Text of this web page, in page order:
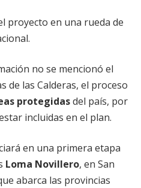
proyecto en una rueda de
no se mencionó el
las Calderas, el proceso
protegidasdel país, por
incluidas en el plan.
en una primera etapa
Loma Novillero, en San
abarca las provincias